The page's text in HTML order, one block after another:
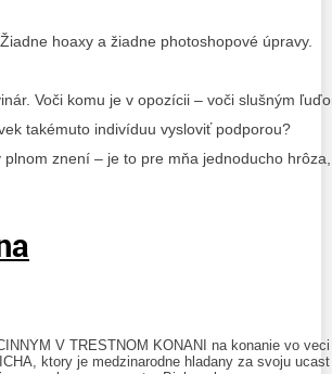
hoaxy a žiadne photoshopové úpravy.
Voči komu je v opozícii – voči slušným
takémuto indivíduu vysloviť podporou?
plnom znení – je to pre mňa jednoducho
V TRESTNOM KONANI na konanie vo
ktory je medzinarodne hladany za svoju